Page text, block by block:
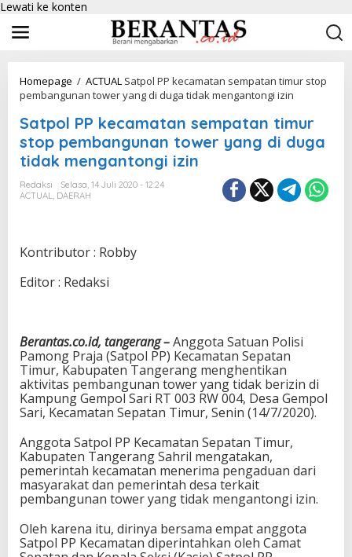
Lewati ke konten
Homepage / ACTUAL Satpol PP kecamatan sempatan timur stop
pembangunan tower yang di duga tidak mengantongi izin
Satpol PP kecamatan sempatan timur
stop pembangunan tower yang di duga
tidak mengantongi izin
Redaksi
Selasa, 14 Juli 2020 - 12:24
ACTUAL, DAERAH
Kontributor : Robby
Editor : Redaksi
Berantas.co.id, tangerang –Anggota Satuan Polisi
Pamong Praja (Satpol PP) Kecamatan Sepatan
Timur, Kabupaten Tangerang menghentikan
aktivitas pembangunan tower yang tidak berizin di
Kampung Gempol Sari RT 003 RW 004, Desa Gempol
Sari, Kecamatan Sepatan Timur, Senin (14/7/2020).
Anggota Satpol PP Kecamatan Sepatan Timur,
Kabupaten Tangerang Sahril mengatakan,
pemerintah kecamatan menerima pengaduan dari
masyarakat dan pemerintah desa terkait
pembangunan tower yang tidak mengantongi izin.
Oleh karena itu, dirinya bersama empat anggota
Satpol PP Kecamatan diperintahkan oleh Camat